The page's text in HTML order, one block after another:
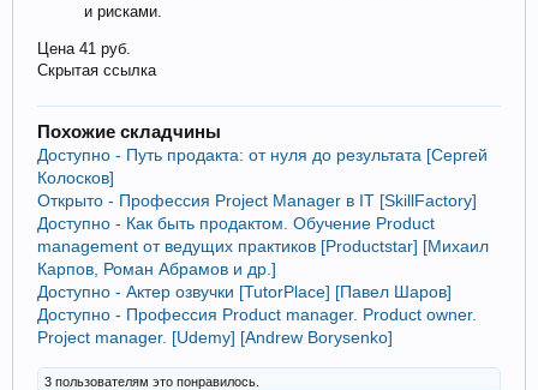
и рисками.
Цена 41 руб.
Скрытая ссылка
Похожие складчины
Доступно - Путь продакта: от нуля до результата [Сергей
Колосков]
Открыто - Профессия Project Manager в IT [SkillFactory]
Доступно - Как быть продактом. Обучение Product
management от ведущих практиков [Productstar] [Михаил
Карпов, Роман Абрамов и др.]
Доступно - Актер озвучки [TutorPlace] [Павел Шаров]
Доступно - Профессия Product manager. Product owner.
Project manager. [Udemy] [Andrew Borysenko]
3 пользователям это понравилось.